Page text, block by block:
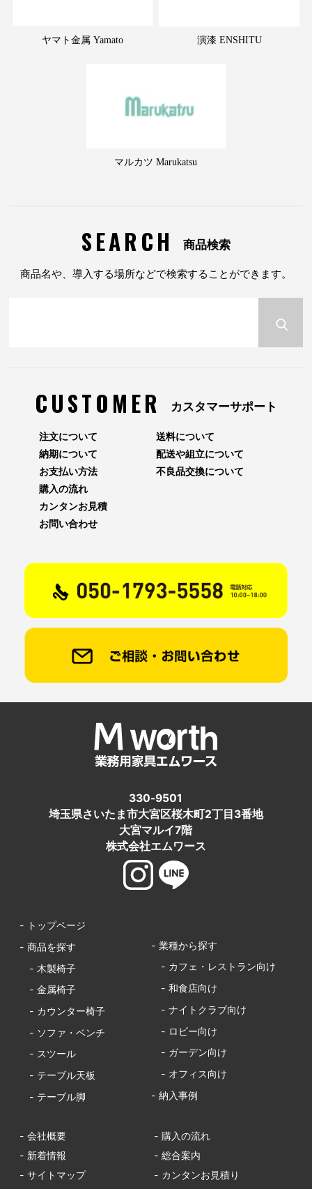
ヤマト金属 Yamato 演漆 ENSHITU
マルカツ Marukatsu
SEARCH 商品検索
商品名や、導入する場所などで検索することができます。
CUSTOMER カスタマーサポート
注文について
納期について
お支払い方法
送料について
配送や組立について
不良品交換について
購入の流れ
カンタンお見積
お問い合わせ
330-9501
埼玉県さいたま市大宮区桜木町2丁目3番地
大宮マルイ7階
株式会社エムワース
- トップページ
- 商品を探す
- 木製椅子
- 金属椅子
- カウンター椅子
- ソファ・ベンチ
- スツール
- テーブル天板
- テーブル脚
- 業種から探す
- カフェ・レストラン向け
- 和食店向け
- ナイトクラブ向け
- ロビー向け
- ガーデン向け
- オフィス向け
- 納入事例
- 会社概要
- 購入の流れ
- 新着情報
- 総合案内
- サイトマップ
- カンタンお見積り